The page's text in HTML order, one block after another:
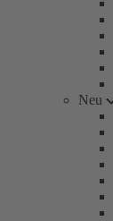
Neu